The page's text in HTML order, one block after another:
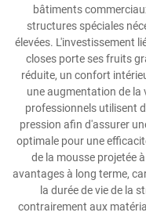
bâtiments
structures spéciales
élevées. L'investissement
closes porte ses fruits
réduite, un confort
une augmentation de la
professionnels utilisent
pression afin d'assurer
optimale pour une
de la mousse projetée
avantages à long terme,
la durée de vie de la
contrairement aux